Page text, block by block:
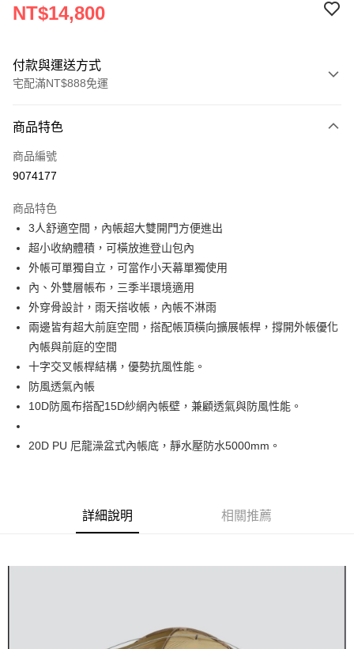
NT$14,800
付款與運送方式
宅配滿NT$888免運
信用卡一次付款
信用卡分期付款
合作金庫商業銀行
華南商業銀行
彰化商業銀行
上海商業儲蓄銀行
台北富邦商業銀行
國泰世華商業銀行
兆豐國際商業銀行
臺灣中小企業銀行
台中商業銀行
匯豐（台灣）商業銀行
華泰商業銀行
聯邦商業銀行
遠東國際商業銀行
元大商業銀行
永豐商業銀行
玉山商業銀行
台新國際商業銀行
中國信託商業銀行
台灣樂天信用卡公司
6 期 0 利率 每期
華南商業銀行
彰化商業銀行
上海商業儲蓄銀行
台北富邦商業銀行
國泰世華商業銀行
兆豐國際商業銀行
臺灣中小企業銀行
台中商業銀行
匯豐（台灣）商業銀行
華泰商業銀行
聯邦商業銀行
元大商業銀行
玉山商業銀行
星展（台灣）商業銀行
台新國際商業銀行
台灣樂天信用卡公司
12 期 0 利率 每期 NT$1,233
合作金庫商業銀行
第一商業銀行
上海商業儲蓄銀行
台北富邦商業銀行
國泰世華商業銀行
兆豐國際商業銀行
臺灣中小企業銀行
台中商業銀行
匯豐（台灣）商業銀行
聯邦商業銀行
遠東國際商業銀行
元大商業銀行
玉山商業銀行
台新國際商業銀行
中國信託商業銀行
24 期 0 利率 每期NT$616
合作金庫商業銀行
第一商業銀行
華南商業銀行
彰化商業銀行
兆豐國際商業銀行
臺灣中小企業銀行
台中商業銀行
華泰商業銀行
聯邦商業銀行
遠東國際商業銀行
永豐商業銀行
玉山商業銀行
Apple Pay
悠遊付
AFTEE先享後付
相關說明
【關於「AFTEE先享後付」】
AFTEE先享後付是「在收到商品之後才付款」的支付方式。 讓您購物簡單
便利好安心！
１．簡單：不需註冊會員、不需綁卡、不需儲值。
２．便利：只要手機號碼，簡訊認證，即可結帳。
結帳頁面，進行簡訊認證並確認金額後，即可完成結帳。
是否繳費成功／繳費後需取消欲退款等相關疑問，請聯繫「AFTEE先享後付
https://netprotections.freshdesk.com/support/home
運送方式
每筆NT$120，滿NT$888(含以上)免運費
商品特色
商品編號
9074177
商品特色
3人舒適空間，內帳超大雙開門方便進出
超小收納體積，可橫放進登山包內
外帳可單獨自立，可當作小天幕單獨使用
內、外雙層帳布，三季半環境適用
外穿骨設計，雨天搭收帳，內帳不淋雨
兩邊皆有超大前庭空間，搭配帳頂橫向擴展帳桿，撐開外帳優化
內帳與前庭的空間
十字交叉帳桿結構，優勢抗風性能。
防風透氣內帳
10D防風布搭配15D紗網內帳壁，兼顧透氣與防風性能。
20D PU 尼龍澡盆式內帳底，靜水壓防水5000mm。
詳細說明 相關推薦